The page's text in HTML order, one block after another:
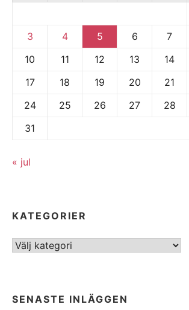
3
4 5 6 7
10
11 12 13 14
17
18 19 20 21
24
25 26 27 28
31
« jul
KATEGORIER
Kategorier
SENASTE INLÄGGEN